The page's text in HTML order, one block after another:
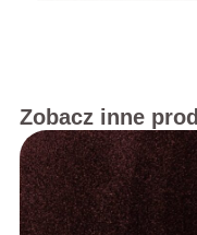
Zobacz inne